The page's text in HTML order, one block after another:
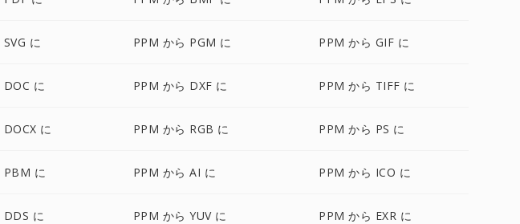
に PPM から PGM に PPM から GIF に
に PPM から DXF に PPM から TIFF に
に PPM から RGB に PPM から PS に
PBM に PPM から AI に PPM から ICO に
DDS に PPM から YUV に PPM から EXR に